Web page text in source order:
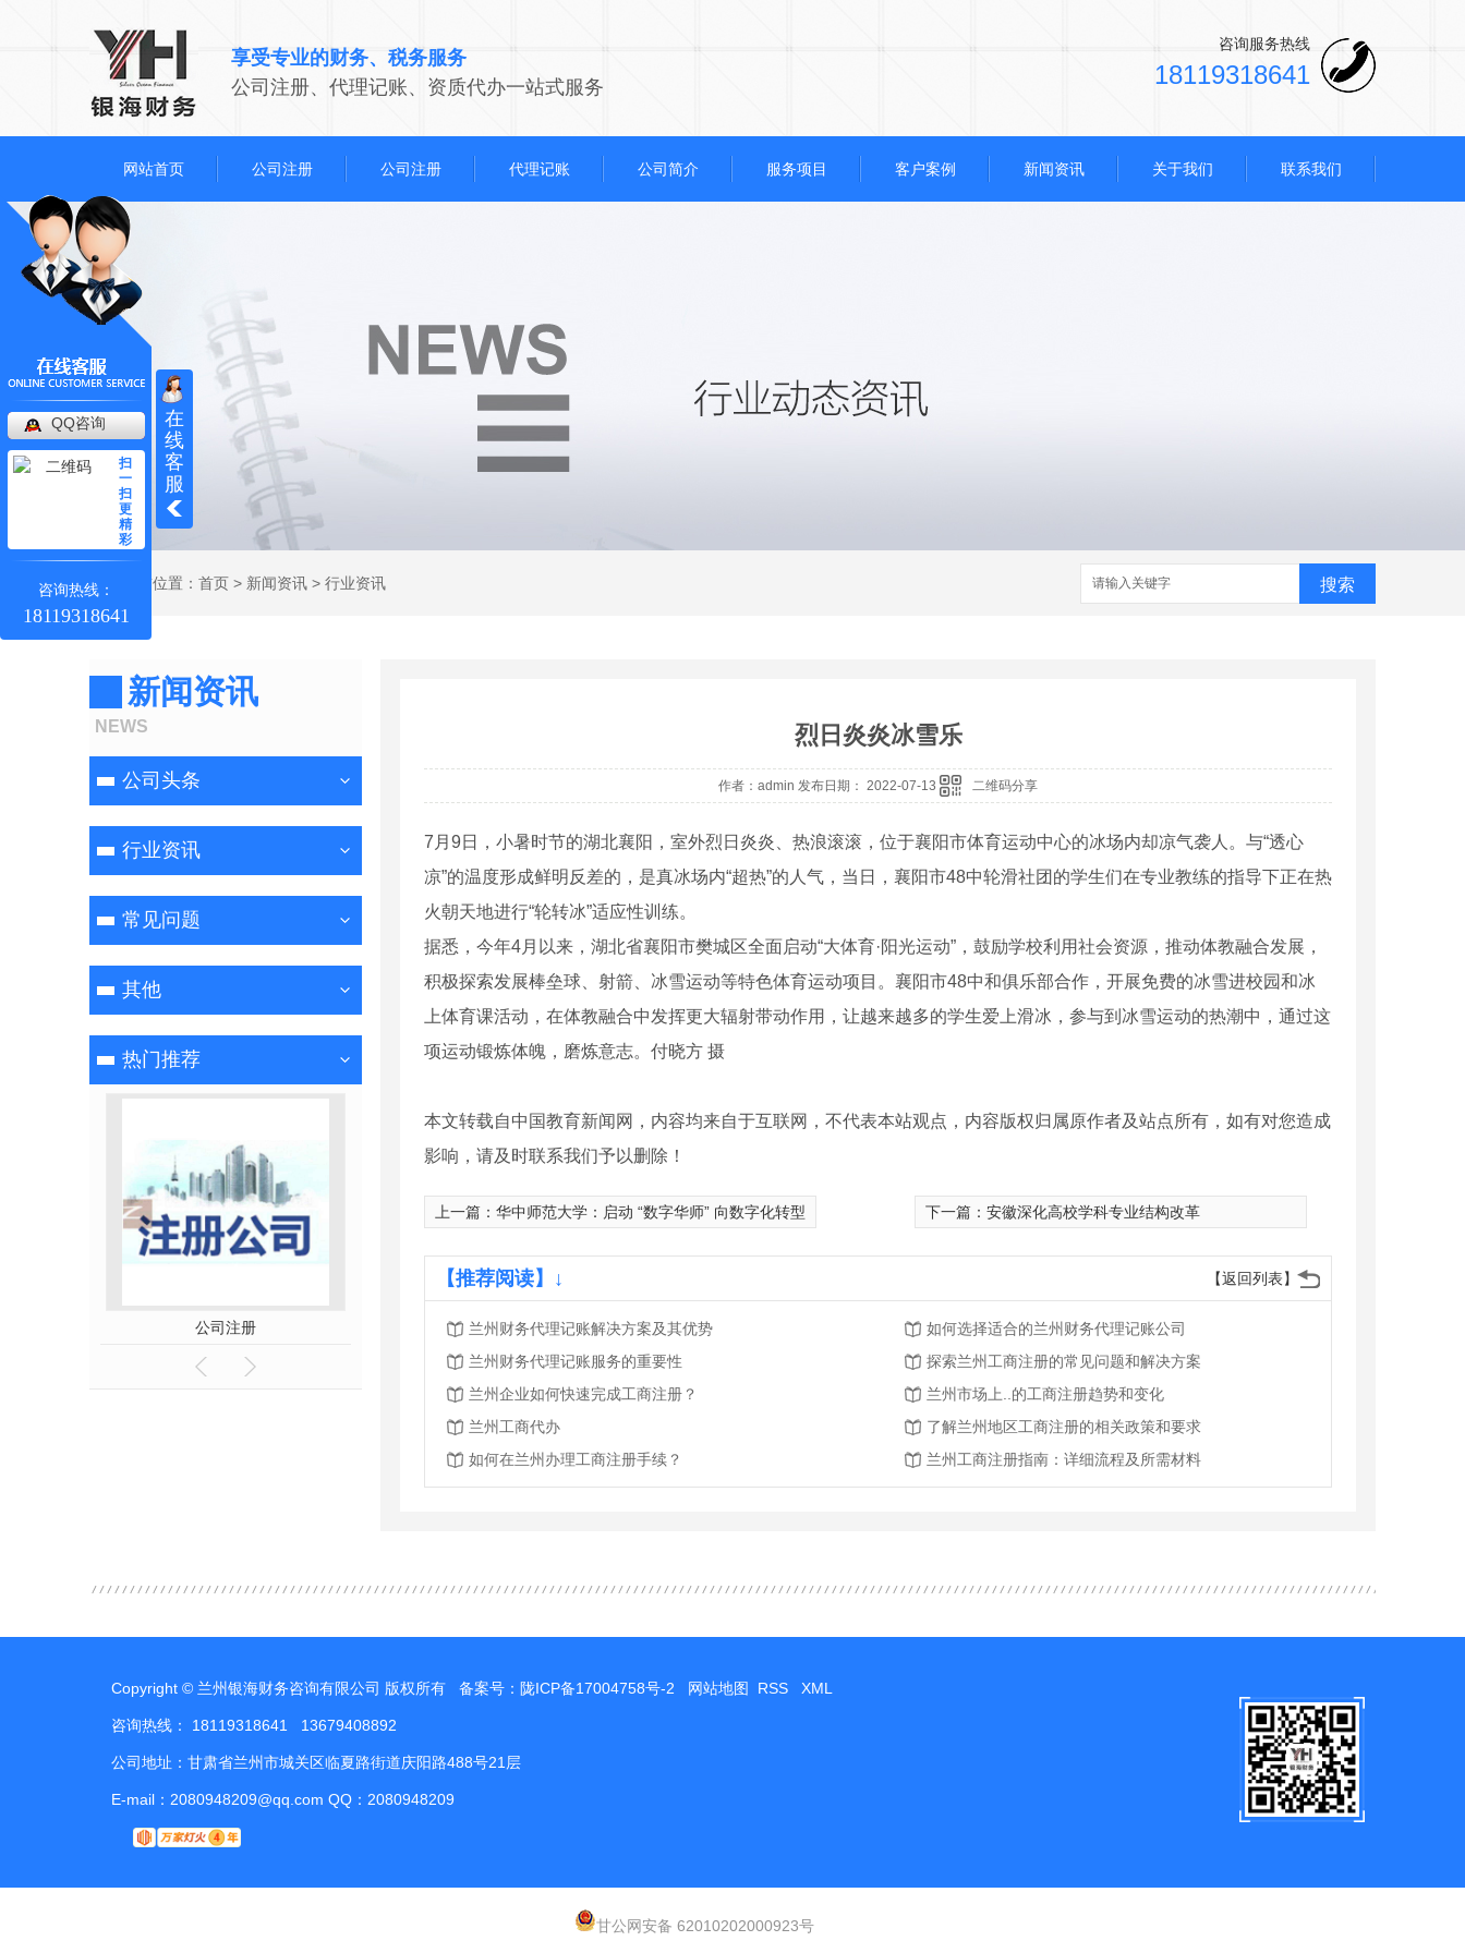
享受专业的财务、税务服务
公司注册、代理记账、资质代办一站式服务
咨询服务热线
18119318641
网站首页 公司注册 公司注册 代理记账 公司简介 服务项目 客户案例 新闻资讯 关于我们 联系我们
当前位置： 首页 > 新闻资讯 > 行业资讯 搜索
新闻资讯
NEWS
公司头条
行业资讯
常见问题
其他
热门推荐
公司注册 代理记账 公司变更
烈日炎炎冰雪乐
作者：admin 发布日期： 2022-07-13 二维码分享
7月9日，小暑时节的湖北襄阳，室外烈日炎炎、热浪滚滚，位于襄阳市体育运动中心的冰场内却凉气袭人。与“透心
凉”的温度形成鲜明反差的，是真冰场内“超热”的人气，当日，襄阳市48中轮滑社团的学生们在专业教练的指导下正在热
火朝天地进行“轮转冰”适应性训练。
据悉，今年4月以来，湖北省襄阳市樊城区全面启动“大体育·阳光运动”，鼓励学校利用社会资源，推动体教融合发展，
积极探索发展棒垒球、射箭、冰雪运动等特色体育运动项目。襄阳市48中和俱乐部合作，开展免费的冰雪进校园和冰
上体育课活动，在体教融合中发挥更大辐射带动作用，让越来越多的学生爱上滑冰，参与到冰雪运动的热潮中，通过这
项运动锻炼体魄，磨炼意志。付晓方 摄
本文转载自中国教育新闻网，内容均来自于互联网，不代表本站观点，内容版权归属原作者及站点所有，如有对您造成
影响，请及时联系我们予以删除！
上一篇： 华中师范大学：启动 “数字华师” 向数字化转型 下一篇： 安徽深化高校学科专业结构改革
【返回列表】
【推荐阅读】↓
兰州财务代理记账解决方案及其优势
如何选择适合的兰州财务代理记账公司
兰州财务代理记账服务的重要性
探索兰州工商注册的常见问题和解决方案
兰州企业如何快速完成工商注册？
兰州市场上..的工商注册趋势和变化
兰州工商代办
了解兰州地区工商注册的相关政策和要求
如何在兰州办理工商注册手续？
兰州工商注册指南：详细流程及所需材料
Copyright © 兰州银海财务咨询有限公司 版权所有 备案号： 陇ICP备17004758号-2 网站地图 RSS XML
咨询热线： 18119318641 13679408892
公司地址：甘肃省兰州市城关区临夏路街道庆阳路488号21层
E-mail：2080948209@qq.com QQ：2080948209
甘公网安备 62010202000923号
在
线
客
服
QQ咨询
扫
一
扫
更
精
彩
咨询热线：
18119318641